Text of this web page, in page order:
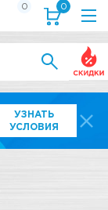
УЗНАТЬ
УСЛОВИЯ
0 0